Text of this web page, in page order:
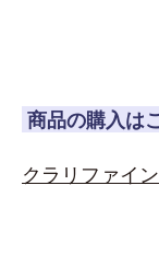
商品の購入は
クラリファイ